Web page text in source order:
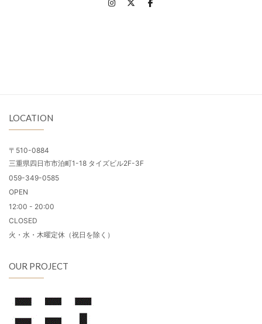
LOCATION
〒510-0884
三重県四日市市泊町1-18 タイズビル2F-3F
059-349-0585
OPEN
12:00 - 20:00
CLOSED
火・水・木曜定休（祝日を除く）
OUR PROJECT